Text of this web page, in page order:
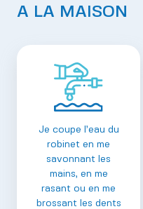
A LA MAISON
Je coupe l’eau du
robinet en me
savonnant les
mains, en me
rasant ou en me
brossant les dents